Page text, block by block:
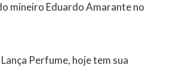
mineiro Eduardo Amarante no
Perfume, hoje tem sua